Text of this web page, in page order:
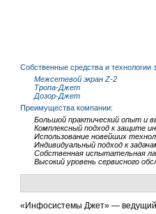
Собственные средства и
Межсетевой экран Z-2
Тропа-Джет
Дозор-Джет
Преимущества компании:
Большой практический опыт и
Комплексный подход к защите
Использование новейших
Индивидуальный подход к
Собственная испытательная
Высокий уровень сервисного
«Инфосистемы Джет» — ведущий